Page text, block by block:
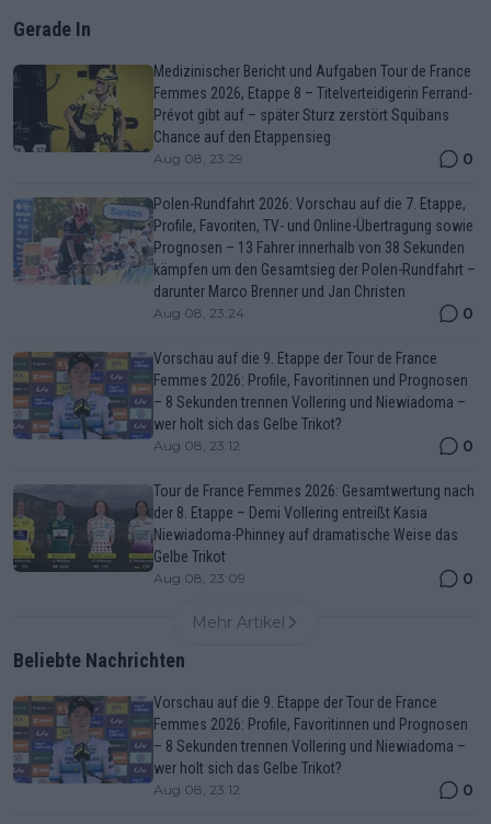
Gerade In
Medizinischer Bericht und Aufgaben Tour de France
Femmes 2026, Etappe 8 – Titelverteidigerin Ferrand-
Prévot gibt auf – später Sturz zerstört Squibans
Chance auf den Etappensieg
Aug 08, 23:29 0
Polen-Rundfahrt 2026: Vorschau auf die 7. Etappe,
Profile, Favoriten, TV- und Online-Übertragung sowie
Prognosen – 13 Fahrer innerhalb von 38 Sekunden
kämpfen um den Gesamtsieg der Polen-Rundfahrt –
darunter Marco Brenner und Jan Christen
Aug 08, 23:24 0
Vorschau auf die 9. Etappe der Tour de France
Femmes 2026: Profile, Favoritinnen und Prognosen
– 8 Sekunden trennen Vollering und Niewiadoma –
wer holt sich das Gelbe Trikot?
Aug 08, 23:12 0
Tour de France Femmes 2026: Gesamtwertung nach
der 8. Etappe – Demi Vollering entreißt Kasia
Niewiadoma-Phinney auf dramatische Weise das
Gelbe Trikot
Aug 08, 23:09 0
Mehr Artikel
Beliebte Nachrichten
Vorschau auf die 9. Etappe der Tour de France
Femmes 2026: Profile, Favoritinnen und Prognosen
– 8 Sekunden trennen Vollering und Niewiadoma –
wer holt sich das Gelbe Trikot?
Aug 08, 23:12 0